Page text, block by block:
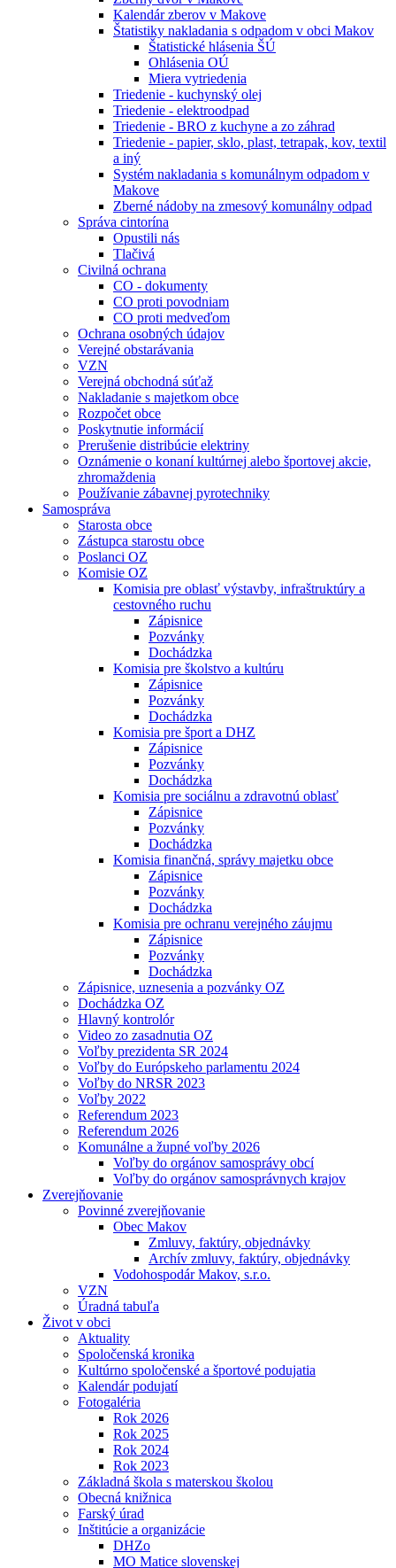
Kalendár zberov v Makove
Štatistiky nakladania s odpadom v obci Makov
Štatistické hlásenia ŠÚ
Ohlásenia OÚ
Miera vytriedenia
Triedenie - kuchynský olej
Triedenie - elektroodpad
Triedenie - BRO z kuchyne a zo záhrad
Triedenie - papier, sklo, plast, tetrapak, kov, textil
a iný
Systém nakladania s komunálnym odpadom v
Makove
Zberné nádoby na zmesový komunálny odpad
Správa cintorína
Opustili nás
Tlačivá
Civilná ochrana
CO - dokumenty
CO proti povodniam
CO proti medveďom
Ochrana osobných údajov
Verejné obstarávania
VZN
Verejná obchodná súťaž
Nakladanie s majetkom obce
Rozpočet obce
Poskytnutie informácií
Prerušenie distribúcie elektriny
Oznámenie o konaní kultúrnej alebo športovej akcie,
zhromaždenia
Používanie zábavnej pyrotechniky
Samospráva
Starosta obce
Zástupca starostu obce
Poslanci OZ
Komisie OZ
Komisia pre oblasť výstavby, infraštruktúry a
cestovného ruchu
Zápisnice
Pozvánky
Dochádzka
Komisia pre školstvo a kultúru
Zápisnice
Pozvánky
Dochádzka
Komisia pre šport a DHZ
Zápisnice
Pozvánky
Dochádzka
Komisia pre sociálnu a zdravotnú oblasť
Zápisnice
Pozvánky
Dochádzka
Komisia finančná, správy majetku obce
Zápisnice
Pozvánky
Dochádzka
Komisia pre ochranu verejného záujmu
Zápisnice
Pozvánky
Dochádzka
Zápisnice, uznesenia a pozvánky OZ
Dochádzka OZ
Hlavný kontrolór
Video zo zasadnutia OZ
Voľby prezidenta SR 2024
Voľby do Európskeho parlamentu 2024
Voľby do NRSR 2023
Voľby 2022
Referendum 2023
Referendum 2026
Komunálne a župné voľby 2026
Voľby do orgánov samosprávy obcí
Voľby do orgánov samosprávnych krajov
Zverejňovanie
Povinné zverejňovanie
Obec Makov
Zmluvy, faktúry, objednávky
Archív zmluvy, faktúry, objednávky
Vodohospodár Makov, s.r.o.
VZN
Úradná tabuľa
Život v obci
Aktuality
Spoločenská kronika
Kultúrno spoločenské a športové podujatia
Kalendár podujatí
Fotogaléria
Rok 2026
Rok 2025
Rok 2024
Rok 2023
Základná škola s materskou školou
Obecná knižnica
Farský úrad
Inštitúcie a organizácie
DHZo
MO Matice slovenskej